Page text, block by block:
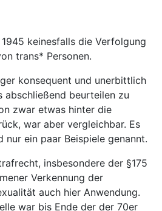
keinesfalls die Verfolgung
trans* Personen.
konsequent und unerbittlich
abschließend beurteilen zu
zwar etwas hinter die
war aber vergleichbar. Es
nur ein paar Beispiele genannt.
insbesondere der §175
Verkennung der
auch hier Anwendung.
war bis Ende der der 70er